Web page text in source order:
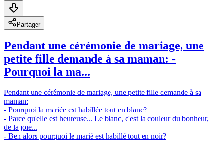
Partager
Pendant une cérémonie de mariage, une
petite fille demande à sa maman: -
Pourquoi la ma...
Pendant une cérémonie de mariage, une petite fille demande à sa
maman:
- Pourquoi la mariée est habillée tout en blanc?
- Parce qu'elle est heureuse... Le blanc, c'est la couleur du bonheur,
de la joie...
- Ben alors pourquoi le marié est habillé tout en noir?